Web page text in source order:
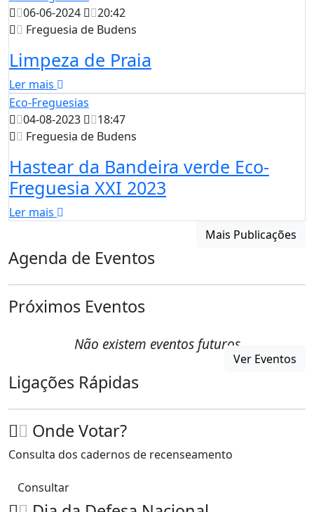
06-06-2024
20:42
Freguesia de Budens
Limpeza de Praia
Ler mais
Eco-Freguesias
04-08-2023
18:47
Freguesia de Budens
Hastear da Bandeira verde Eco-
Freguesia XXI 2023
Ler mais
Mais Publicações
Agenda de Eventos
Próximos Eventos
Não existem eventos futuros
Ver Eventos
Ligações Rápidas
Onde Votar?
Consulta dos cadernos de recenseamento
Consultar